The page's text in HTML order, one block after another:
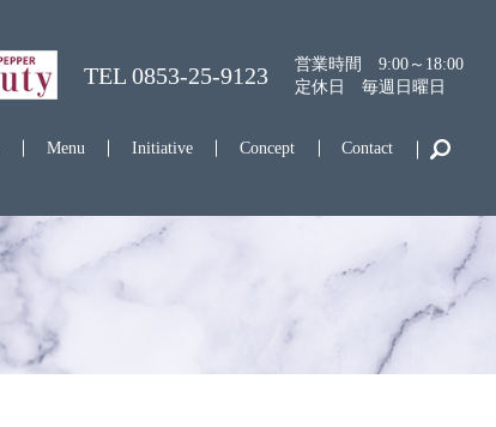
Menu Initiative Concept Contact
TEL0853-25-9123
営業時間 9:00～18:00
定休日 毎週日曜日